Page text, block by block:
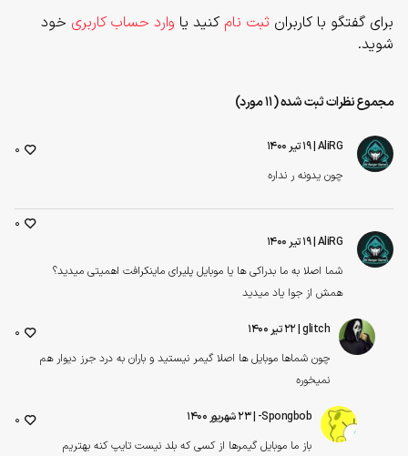
برای گفتگو با کاربران ثبت نام کنید یا وارد حساب کاربری خود
شوید.
مجموع نظرات ثبت شده (11 مورد)
AliRG| ۱۹ تیر ۱۴۰۰
چون یدونه ر نداره
0
AliRG| ۱۹ تیر ۱۴۰۰
شما اصلا به ما بدراکی ها یا موبایل پلیرای ماینکرافت اهمیتی میدید؟
همش از جوا یاد میدید
0
glitch| ۲۲ تیر ۱۴۰۰
چون شماها موبایل ها اصلا گیمر نیستید و باران به درد جرز دیوار هم
نمیخوره
0
Spongbob- | ۲۳ شهریور ۱۴۰۰
باز ما موبایل گیمرها از کسی که بلد نیست تایپ کنه بهتریم
0